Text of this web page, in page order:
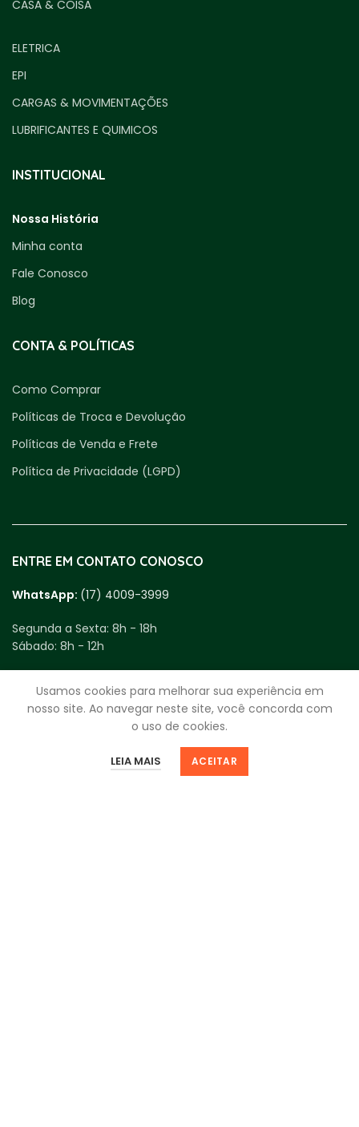
CASA & COISA
ELETRICA
EPI
CARGAS & MOVIMENTAÇÕES
LUBRIFICANTES E QUIMICOS
INSTITUCIONAL
Nossa História
Minha conta
Fale Conosco
Blog
CONTA & POLÍTICAS
Como Comprar
Políticas de Troca e Devolução
Políticas de Venda e Frete
Política de Privacidade (LGPD)
ENTRE EM CONTATO CONOSCO
WhatsApp: (17) 4009-3999
Segunda a Sexta: 8h - 18h
Sábado: 8h - 12h
CNPJ59.963.330/0001-25
Av. Bady Bassitt, 4920 - Santos Dumont
São José do Rio Preto - SP | 15025-000
Usamos cookies para melhorar sua experiência em
nosso site. Ao navegar neste site, você concorda com
o uso de cookies.
LEIA MAIS ACEITAR
Favoritos